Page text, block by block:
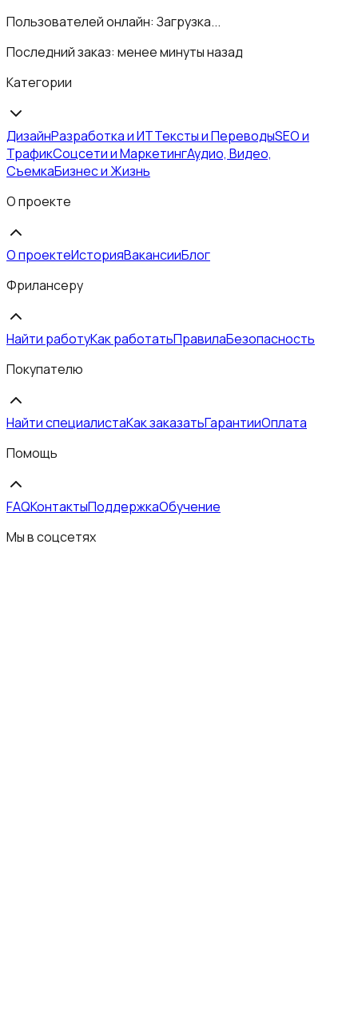
Пользователей онлайн: Загрузка...
Последний заказ: менее минуты назад
Категории
ДизайнРазработка и ИТТексты и ПереводыSEO и
ТрафикСоцсети и МаркетингАудио, Видео,
СъемкаБизнес и Жизнь
О проекте
О проектеИсторияВакансииБлог
Фрилансеру
Найти работуКак работатьПравилаБезопасность
Покупателю
Найти специалистаКак заказатьГарантииОплата
Помощь
FAQКонтактыПоддержкаОбучение
Мы в соцсетях